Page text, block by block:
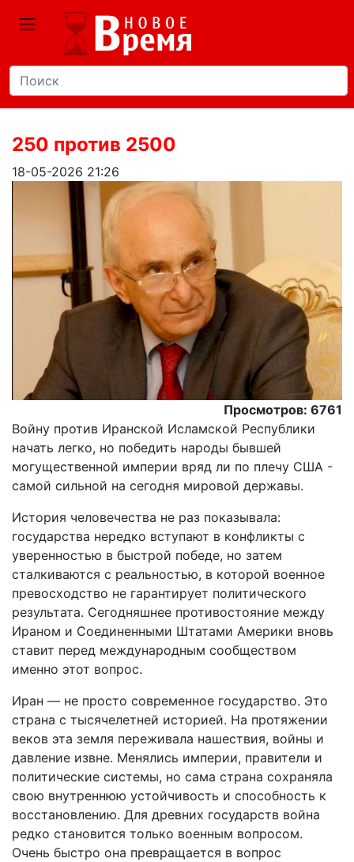
250 против 2500
18-05-2026 21:26
Просмотров: 6761
Войну против Иранской Исламской Республики
начать легко, но победить народы бывшей
могущественной империи вряд ли по плечу США -
самой сильной на сегодня мировой державы.
История человечества не раз показывала:
государства нередко вступают в конфликты с
уверенностью в быстрой победе, но затем
сталкиваются с реальностью, в которой военное
превосходство не гарантирует политического
результата. Сегодняшнее противостояние между
Ираном и Соединенными Штатами Америки вновь
ставит перед международным сообществом
именно этот вопрос.
Иран — не просто современное государство. Это
страна с тысячелетней историей. На протяжении
веков эта земля переживала нашествия, войны и
давление извне. Менялись империи, правители и
политические системы, но сама страна сохраняла
свою внутреннюю устойчивость и способность к
восстановлению. Для древних государств война
редко становится только военным вопросом.
Очень быстро она превращается в вопрос